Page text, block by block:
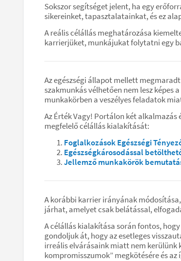
Sokszor segítséget jelent, ha egy
sikereinket, tapasztalatainkat, és ez
A reális célállás meghatározása
karrierjüket, munkájukat folytatni egy
Az egészségi állapot mellett
szakmunkás vélhetően nem lesz
munkakörben a veszélyes feladatok
Az Érték Vagy! Portálon két
megfelelő célállás kialakítását:
Foglalkozások Egészségi
Egészségkárosodással
Jellemző munkakörök
A korábbi karrier irányának
járhat, amelyet csak belátással,
A célállás kialakítása során fontos,
gondoljuk át, hogy az esetleges
irreális elvárásaink miatt nem kerülünk
kompromisszumok” megkötésére és